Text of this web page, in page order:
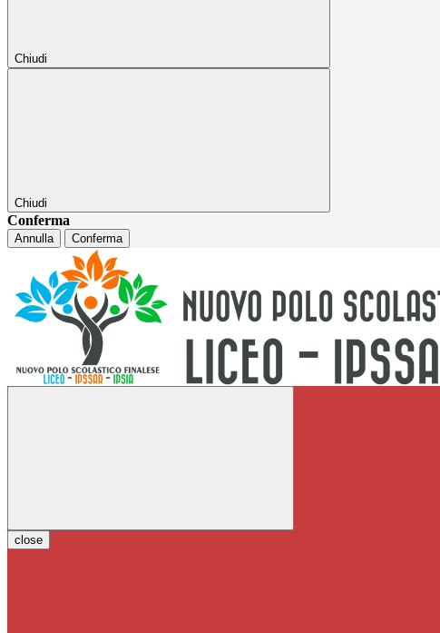
Chiudi
Chiudi
Conferma
Annulla Conferma
close